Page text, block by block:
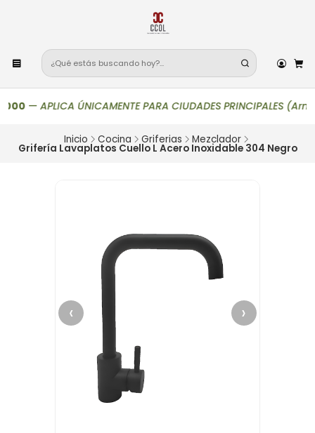
— APLICA ÚNICAMENTE PARA CIUDADES PRINCIPALES
Inicio Cocina Griferias Mezclador
Grifería Lavaplatos Cuello L Acero Inoxidable 304 Negro
‹ ›